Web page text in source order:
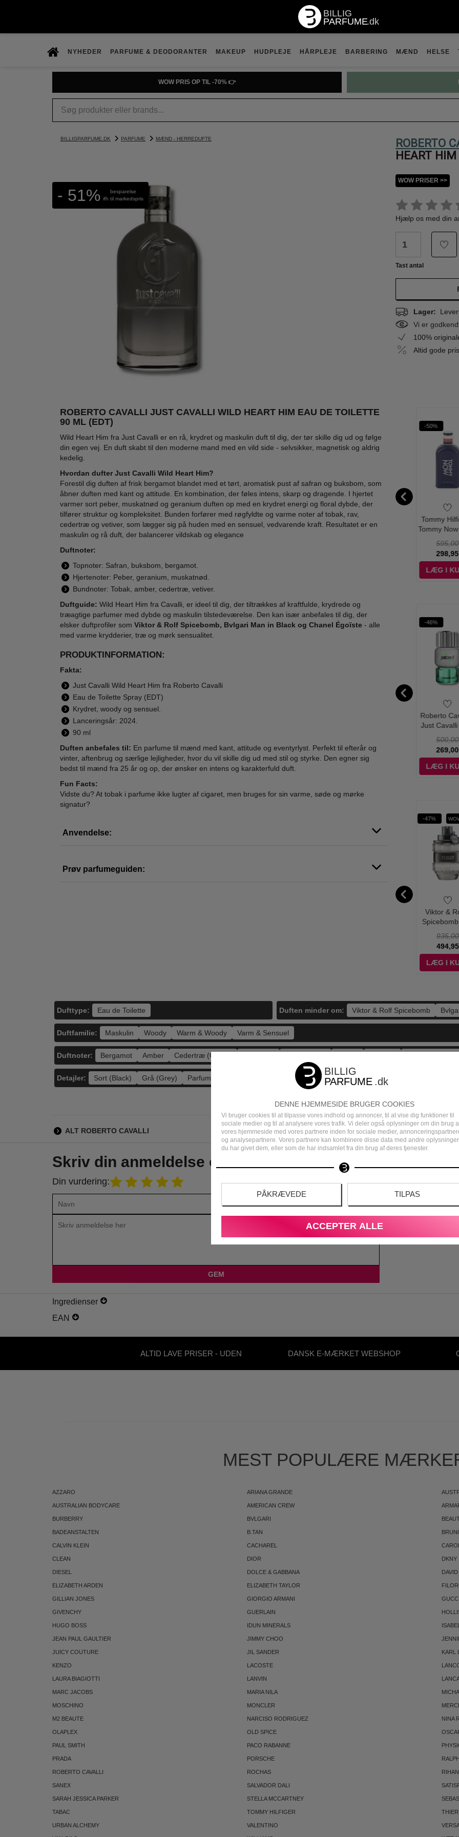
DENNE HJEMMESIDE BRUGER COOKIES
Vi bruger cookies til at tilpasse vores indhold og annoncer, til at vise dig funktioner til
sociale medier og til at analysere vores trafik. Vi deler også oplysninger om din brug
vores hjemmeside med vores partnere inden for sociale medier,
og analysepartnere. Vores partnere kan kombinere disse data med andre oplysninger,
du har givet dem, eller som de har indsamlet fra din brug af deres tjenester.
PÅKRÆVEDE TILPAS
ACCEPTER ALLE
NYHEDER PARFUME & DEODORANTER MAKEUP HUDPLEJE HÅRPLEJE BARBERING MÆND HELSE
WOW PRIS OP TIL -70% 👉
BILLIGPARFUME.DK PARFUME MÆND - HERREDUFTE ROBERTO
HEART
- 51%
besparelse
ifh til markedspris
WOW PRISER >>
Hjælp os med din
Tast antal
Lager:
Vi er
100%
Altid gode
ROBERTO CAVALLI JUST CAVALLI WILD HEART HIM EAU DE TOILETTE
90 ML (EDT)
Wild Heart Him fra Just Cavalli er en rå, krydret og maskulin duft til dig, der tør skille dig ud og følge
din egen vej. En duft skabt til den moderne mand med en vild side - selvsikker, magnetisk og aldrig
kedelig.
Hvordan dufter Just Cavalli Wild Heart Him?
Forestil dig duften af frisk bergamot blandet med et tørt, aromatisk pust af safran og buksbom, som
åbner duften med kant og attitude. En kombination, der føles intens, skarp og dragende. I hjertet
varmer sort peber, muskatnød og geranium duften op med en krydret energi og floral dybde, der
tilfører struktur og kompleksitet. Bunden forfører med røgfyldte og varme noter af tobak, rav,
cedertræ og vetiver, som lægger sig på huden med en sensuel, vedvarende kraft. Resultatet er en
maskulin og rå duft, der balancerer vildskab og elegance
Duftnoter:
Topnoter: Safran, buksbom, bergamot.
Hjertenoter: Peber, geranium, muskatnød.
Bundnoter: Tobak, amber, cedertræ, vetiver.
Duftguide: Wild Heart Him fra Cavalli, er ideel til dig, der tiltrækkes af kraftfulde, krydrede og
træagtige parfumer med dybde og maskulin tilstedeværelse. Den kan især anbefales til dig, der
elsker duftprofiler som Viktor & Rolf Spicebomb, Bvlgari Man in Black og Chanel Égoïste - alle
med varme krydderier, træ og mørk sensualitet.
PRODUKTINFORMATION:
Fakta:
Just Cavalli Wild Heart Him fra Roberto Cavalli
Eau de Toilette Spray (EDT)
Krydret, woody og sensuel.
Lanceringsår: 2024.
90 ml
Duften anbefales til: En parfume til mænd med kant, attitude og eventyrlyst. Perfekt til efterår og
vinter, aftenbrug og særlige lejligheder, hvor du vil skille dig ud med stil og styrke. Den egner sig
bedst til mænd fra 25 år og op, der ønsker en intens og karakterfuld duft.
Fun Facts:
Vidste du? At tobak i parfume ikke lugter af cigaret, men bruges for sin varme, søde og mørke
signatur?
Anvendelse:
Prøv parfumeguiden:
-60%
Roberto Cavalli -
Paradiso Eau de
Parfum - 100 ml
329,00
LÆG I KURV
Roberto Cavalli -
Paradiso Assoluto
- 75 ml - Edp
LÆG I KURV
Roberto Cavalli -
Nero Assoluto - 75
ml - Edp
Roberto Cavalli -
Paradiso Azzurro -
Roberto Cavalli -
Sweet Fericious
-50%
Tommy
Tommy
595,00
298,95
LÆG I
-48% WOW PRIS
Abercrombie &
Fitch - Away
Tonight Man - 100
ml - Edt
289,00
LÆG I KURV
-43%
398,00
LÆG I KURV
-52%
239,00
LÆG I KURV
-43%
394,95
LÆG I KURV
-70%
100 ml - Edt
198,95
-46%
Roberto
Just
Eau de
90 ml
500,00
269,00
LÆG I
-47%
Viktor &
935,00
494,95
LÆG I
Dufttype: Eau de Toilette
Duftfamilie: Maskulin Woody Warm & Woody Varm & Sensuel
Duftnoter: Bergamot Amber Cedertræ (Cedar)
Duften minder om: Viktor & Rolf Spicebomb
Detajler: Sort (Black) Grå (Grey) Parfume Maskuline Dufte 2024
ALT ROBERTO CAVALLI ALLE MÆRKER DUFTGUIDE
Skriv din anmeldelse om produktet
Din vurdering:
Ingredienser
EAN
ALTID LAVE PRISER - UDEN DANSK E-MÆRKET WEBSHOP
MEST POPULÆRE
AZZARO ARIANA GRANDE
AUSTRALIAN BODYCARE AMERICAN CREW
BURBERRY BVLGARI
BADEANSTALTEN B.TAN
CALVIN KLEIN CACHAREL
CLEAN DIOR DKNY
DIESEL DOLCE & GABBANA
ELIZABETH ARDEN ELIZABETH TAYLOR
GILLIAN JONES GIORGIO ARMANI GUCCI
GIVENCHY GUERLAIN
HUGO BOSS IDUN MINERALS
JEAN PAUL GAULTIER JIMMY CHOO
JUICY COUTURE JIL SANDER KARL
KENZO LACOSTE
LAURA BIAGIOTTI LANVIN
MARC JACOBS MARIA NILA
MOSCHINO MONCLER
M2 BEAUTE NARCISO RODRIGUEZ NINA
OLAPLEX OLD SPICE
PAUL SMITH PACO RABANNE
PRADA PORSCHE
ROBERTO CAVALLI ROCHAS
SANEX SALVADOR DALI
SARAH JESSICA PARKER STELLA MCCARTNEY
TABAC TOMMY HILFIGER
URBAN ALCHEMY VALENTINO